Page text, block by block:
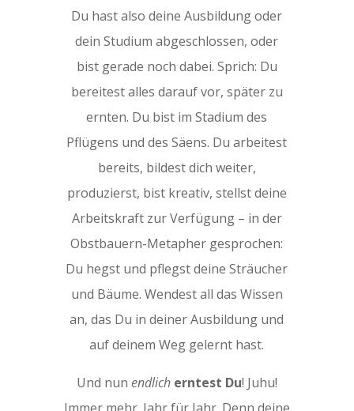
Du hast also deine Ausbildung oder
dein Studium abgeschlossen, oder
bist gerade noch dabei. Sprich: Du
bereitest alles darauf vor, später zu
ernten. Du bist im Stadium des
Pflügens und des Säens. Du arbeitest
bereits, bildest dich weiter,
produzierst, bist kreativ, stellst deine
Arbeitskraft zur Verfügung – in der
Obstbauern-Metapher gesprochen:
Du hegst und pflegst deine Sträucher
und Bäume. Wendest all das Wissen
an, das Du in deiner Ausbildung und
auf deinem Weg gelernt hast.
Und nun endlich erntest Du! Juhu!